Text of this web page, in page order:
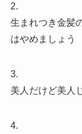
2.
生まれつき金髪
はやめましょう
3.
美人だけど美人
4.